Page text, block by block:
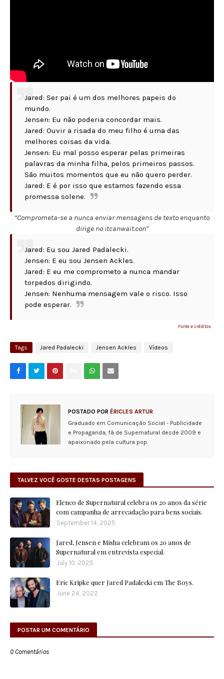
Jared: Ser pai é um dos melhores papeis do
mundo.
Jensen: Eu não poderia concordar mais.
Jared: Ouvir a risada do meu filho é uma das
melhores coisas da vida.
Jensen: Eu mal posso esperar pelas primeiras
palavras da minha filha, pelos primeiros passos.
São muitos momentos que eu não quero perder.
Jared: E é por isso que estamos fazendo essa
promessa solene.
“Comprometa-se a nunca enviar mensagens de texto enquanto
dirige no itcanwait.con”
Jared: Eu sou Jared Padalecki.
Jensen: E eu sou Jensen Ackles.
Jared: E eu me comprometo a nunca mandar
torpedos dirigindo.
Jensen: Nenhuma mensagem vale o risco. Isso
pode esperar.
Fonte e créditos.
Tags Jared Padalecki Jensen Ackles Vídeos
POSTADO POR ÉRICLES ARTUR
Graduado em Comunicação Social - Publicidade
e Propaganda, fã de Supernatural desde 2009 e
apaixonado pela cultura pop.
TALVEZ VOCÊ GOSTE DESTAS POSTAGENS
Elenco de Supernatural celebra os 20 anos da série
com campanha de arrecadação para bens sociais.
September 14, 2025
Jared, Jensen e Misha celebram os 20 anos de
Supernatural em entrevista especial.
July 10, 2025
Eric Kripke quer Jared Padalecki em The Boys.
June 24, 2022
POSTAR UM COMENTÁRIO
0 Comentários